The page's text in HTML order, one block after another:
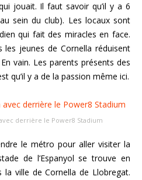
jouait. Il faut savoir qu’il y a 6
sein du club). Les locaux sont
qui fait des miracles en face.
jeunes de Cornella réduisent
vain. Les parents présents des
qu’il y a de la passion même ici.
derrière le Power8 Stadium
le métro pour aller visiter la
de l’Espanyol se trouve en
la ville de Cornella de Llobregat.